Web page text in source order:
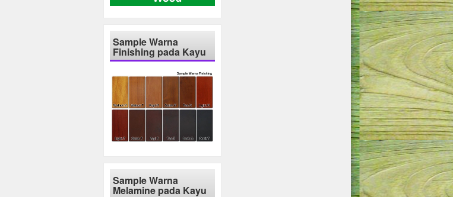
Sample Warna
Finishing pada Kayu
Sample Warna
Melamine pada Kayu